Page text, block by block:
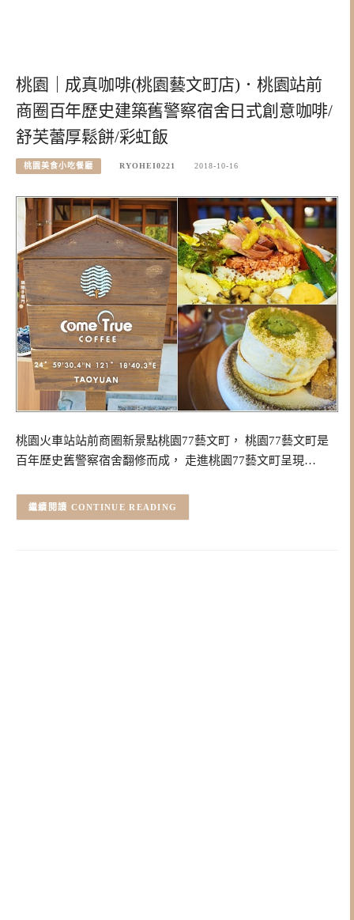
桃園｜成真咖啡(桃園藝文町店)．桃園站前
商圈百年歷史建築舊警察宿舍日式創意咖啡/
舒芙蕾厚鬆餅/彩虹飯
桃園美食小吃餐廳 RYOHEI0221 2018-10-16
桃園火車站站前商圈新景點桃園77藝文町， 桃園77藝文町是
百年歷史舊警察宿舍翻修而成， 走進桃園77藝文町呈現…
CONTINUE READING